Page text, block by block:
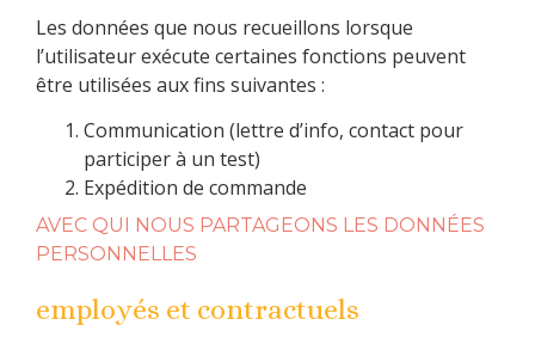
Les données que nous recueillons lorsque
l’utilisateur exécute certaines fonctions peuvent
être utilisées aux fins suivantes :
Communication (lettre d’info, contact pour
participer à un test)
Expédition de commande
AVEC QUI NOUS PARTAGEONS LES DONNÉES
PERSONNELLES
employés et contractuels